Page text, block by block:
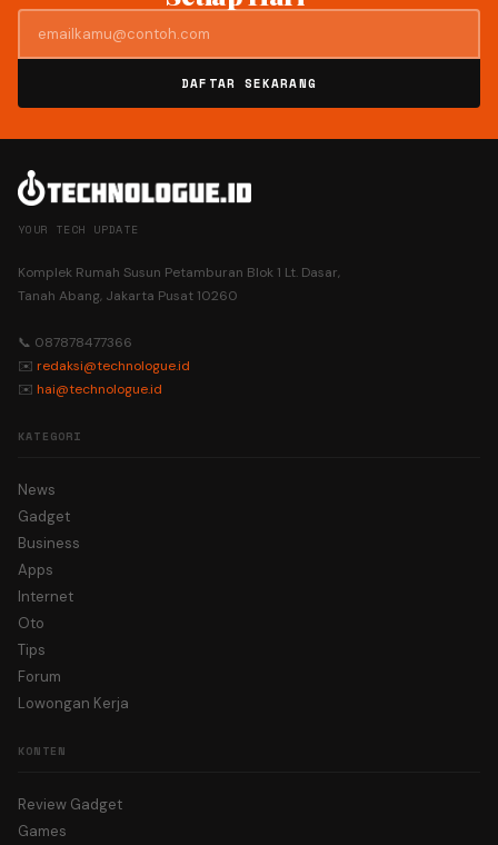
DAFTAR SEKARANG
YOUR TECH UPDATE
Komplek Rumah Susun Petamburan Blok 1 Lt. Dasar,
Tanah Abang, Jakarta Pusat 10260
📞 087878477366
✉️ redaksi@technologue.id
✉️ hai@technologue.id
KATEGORI
News
Gadget
Business
Apps
Internet
Oto
Tips
Forum
Lowongan Kerja
KONTEN
Review Gadget
Games